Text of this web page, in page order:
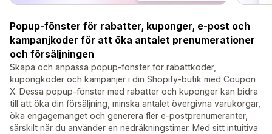
Popup-fönster för rabatter, kuponger, e-post och
kampanjkoder för att öka antalet prenumerationer
och försäljningen
Skapa och anpassa popup-fönster för rabattkoder,
kupongkoder och kampanjer i din Shopify-butik med Coupon
X. Dessa popup-fönster med rabatter och kuponger kan bidra
till att öka din försäljning, minska antalet övergivna varukorgar,
öka engagemanget och generera fler e-postprenumeranter,
särskilt när du använder en nedräkningstimer. Med sitt intuitiva